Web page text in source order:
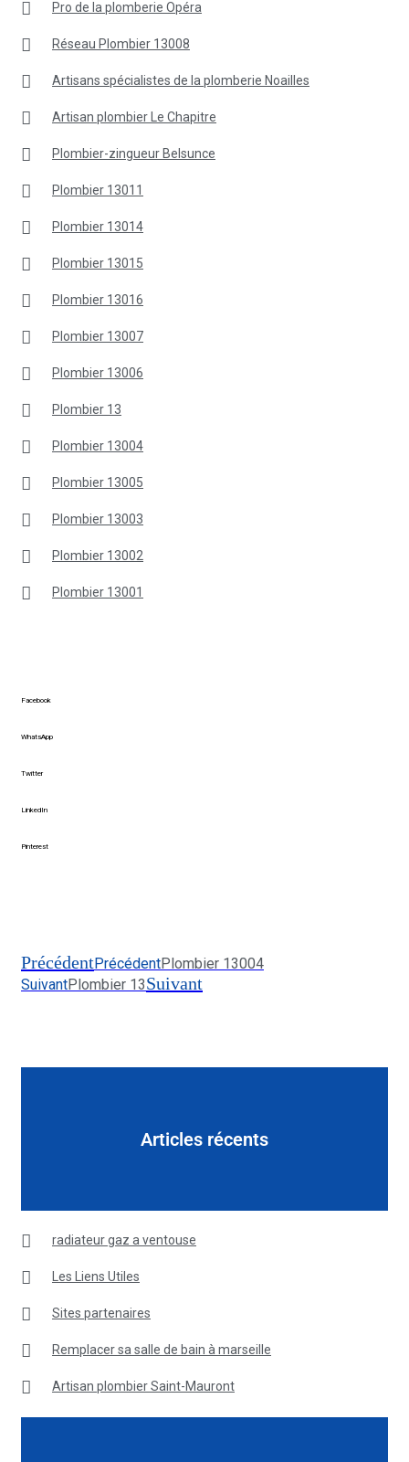
Pro de la plomberie Opéra
Réseau Plombier 13008
Artisans spécialistes de la plomberie Noailles
Artisan plombier Le Chapitre
Plombier-zingueur Belsunce
Plombier 13011
Plombier 13014
Plombier 13015
Plombier 13016
Plombier 13007
Plombier 13006
Plombier 13
Plombier 13004
Plombier 13005
Plombier 13003
Plombier 13002
Plombier 13001
Facebook
WhatsApp
Twitter
LinkedIn
Pinterest
PrécédentPrécédentPlombier 13004
SuivantPlombier 13Suivant
Articles récents
radiateur gaz a ventouse
Les Liens Utiles
Sites partenaires
Remplacer sa salle de bain à marseille
Artisan plombier Saint-Mauront